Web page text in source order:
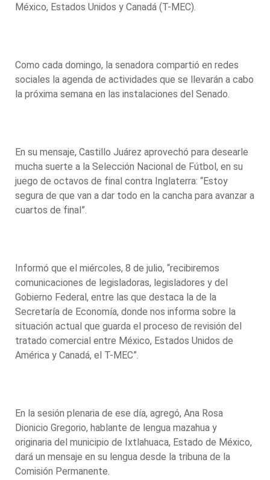
México, Estados Unidos y Canadá (T-MEC).
Como cada domingo, la senadora compartió en redes
sociales la agenda de actividades que se llevarán a cabo
la próxima semana en las instalaciones del Senado.
En su mensaje, Castillo Juárez aprovechó para desearle
mucha suerte a la Selección Nacional de Fútbol, en su
juego de octavos de final contra Inglaterra: “Estoy
segura de que van a dar todo en la cancha para avanzar a
cuartos de final”.
Informó que el miércoles, 8 de julio, “recibiremos
comunicaciones de legisladoras, legisladores y del
Gobierno Federal, entre las que destaca la de la
Secretaría de Economía, donde nos informa sobre la
situación actual que guarda el proceso de revisión del
tratado comercial entre México, Estados Unidos de
América y Canadá, el T-MEC”.
En la sesión plenaria de ese día, agregó, Ana Rosa
Dionicio Gregorio, hablante de lengua mazahua y
originaria del municipio de Ixtlahuaca, Estado de México,
dará un mensaje en su lengua desde la tribuna de la
Comisión Permanente.